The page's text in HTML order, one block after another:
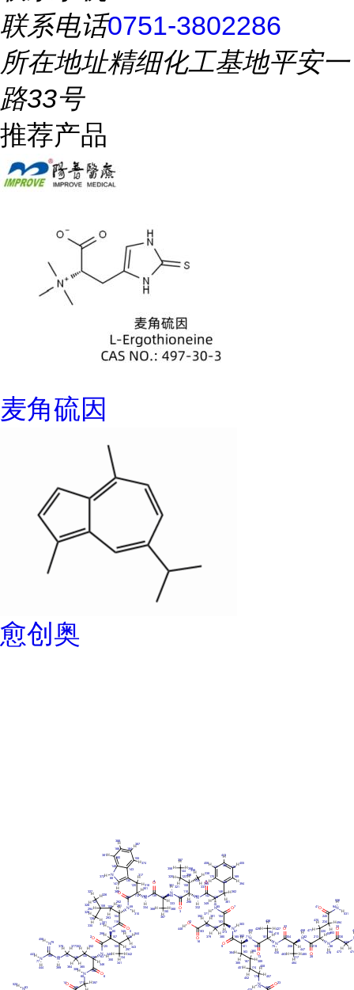
联系电话0751-3802286
所在地址精细化工基地平安一
路33号
推荐产品
麦角硫因
愈创奥